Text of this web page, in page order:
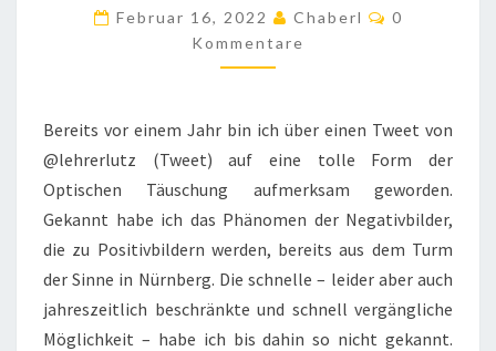
Februar 16, 2022 Chaberl
0
Kommentare
Bereits vor einem Jahr bin ich über einen Tweet von
@lehrerlutz (Tweet) auf eine tolle Form der
Optischen Täuschung aufmerksam geworden.
Gekannt habe ich das Phänomen der Negativbilder,
die zu Positivbildern werden, bereits aus dem Turm
der Sinne in Nürnberg. Die schnelle – leider aber auch
jahreszeitlich beschränkte und schnell vergängliche
Möglichkeit – habe ich bis dahin so nicht gekannt.